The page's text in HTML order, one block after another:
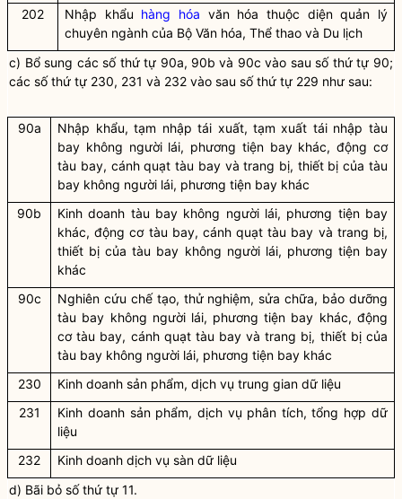
202
Nhập khẩu hàng hóa văn hóa thuộc diện quản lý
chuyên ngành của Bộ Văn hóa, Thể thao và Du lịch
c) Bổ sung các số thứ tự 90a, 90b và 90c vào sau số thứ tự 90;
các số thứ tự 230, 231 và 232 vào sau số thứ tự 229 như sau:
90a
Nhập khẩu, tạm nhập tái xuất, tạm xuất tái nhập tàu
bay không người lái, phương tiện bay khác,động cơ
tàu bay, cánh quạt tàu bay và trang bị, thiết bị của tàu
bay không người lái, phương tiện bay khác
90b
Kinh doanh tàu bay không người lái, phương tiện bay
khác,động cơ tàu bay, cánh quạt tàu bay và trang bị,
thiết bị của tàu bay không người lái, phương tiện bay
khác
90c
Nghiên cứu chế tạo, thử nghiệm, sửa chữa, bảo dưỡng
tàu bay không người lái, phương tiện bay khác, động
cơ tàu bay, cánh quạt tàu bay và trang bị, thiết bị của
tàu bay không người lái, phương tiện bay khác
230
Kinh doanh sản phẩm, dịch vụ trung gian dữ liệu
231
Kinh doanh sản phẩm, dịch vụ phân tích, tổng hợp dữ
liệu
232
Kinh doanh dịch vụ sàn dữ liệu
d) Bãi bỏ số thứ tự 11.